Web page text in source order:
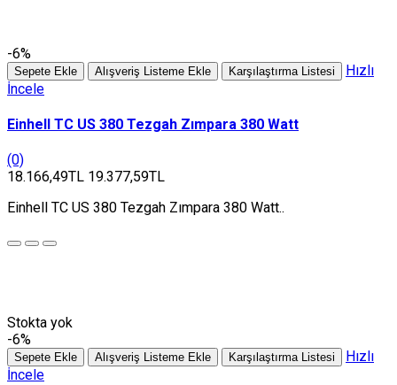
-6%
Sepete Ekle Alışveriş Listeme Ekle Karşılaştırma Listesi
Hızlı
İncele
Einhell TC US 380 Tezgah Zımpara 380 Watt
(0)
18.166,49TL 19.377,59TL
Einhell TC US 380 Tezgah Zımpara 380 Watt..
Stokta yok
-6%
Sepete Ekle Alışveriş Listeme Ekle Karşılaştırma Listesi
Hızlı
İncele